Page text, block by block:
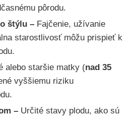
pôrodu.
štýlu – Fajčenie, užívanie
starostlivosť môžu prispieť k
alebo staršie matky (nad 35
vyššiemu riziku
– Určité stavy plodu, ako sú